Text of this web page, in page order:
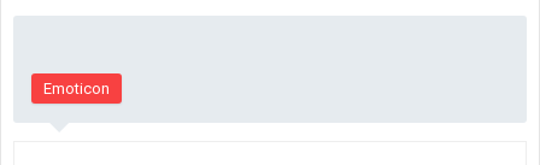
Emoticon